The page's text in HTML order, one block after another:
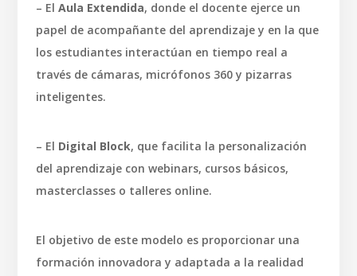
– El Aula Extendida, donde el docente ejerce un
papel de acompañante del aprendizaje y en la que
los estudiantes interactúan en tiempo real a
través de cámaras, micrófonos 360 y pizarras
inteligentes.
– El Digital Block, que facilita la personalización
del aprendizaje con webinars, cursos básicos,
masterclasses o talleres online.
El objetivo de este modelo es proporcionar una
formación innovadora y adaptada a la realidad